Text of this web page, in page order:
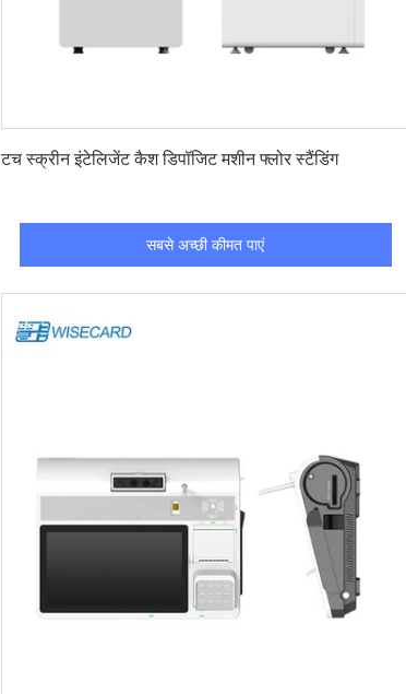
टच स्क्रीन इंटेलिजेंट कैश डिपॉजिट मशीन फ्लोर स्टैंडिंग
सबसे अच्छी कीमत पाएं